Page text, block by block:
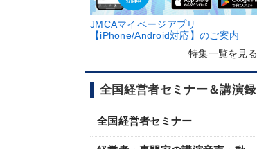
JMCAマイページアプリ
【iPhone/Android対応】のご案内
特集一覧を見る
全国経営者セミナー＆講演録
全国経営者セミナー